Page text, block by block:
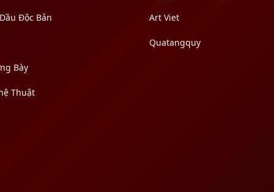
Độc Bản
Bày
Thuật
Art Viet
Quatangquy